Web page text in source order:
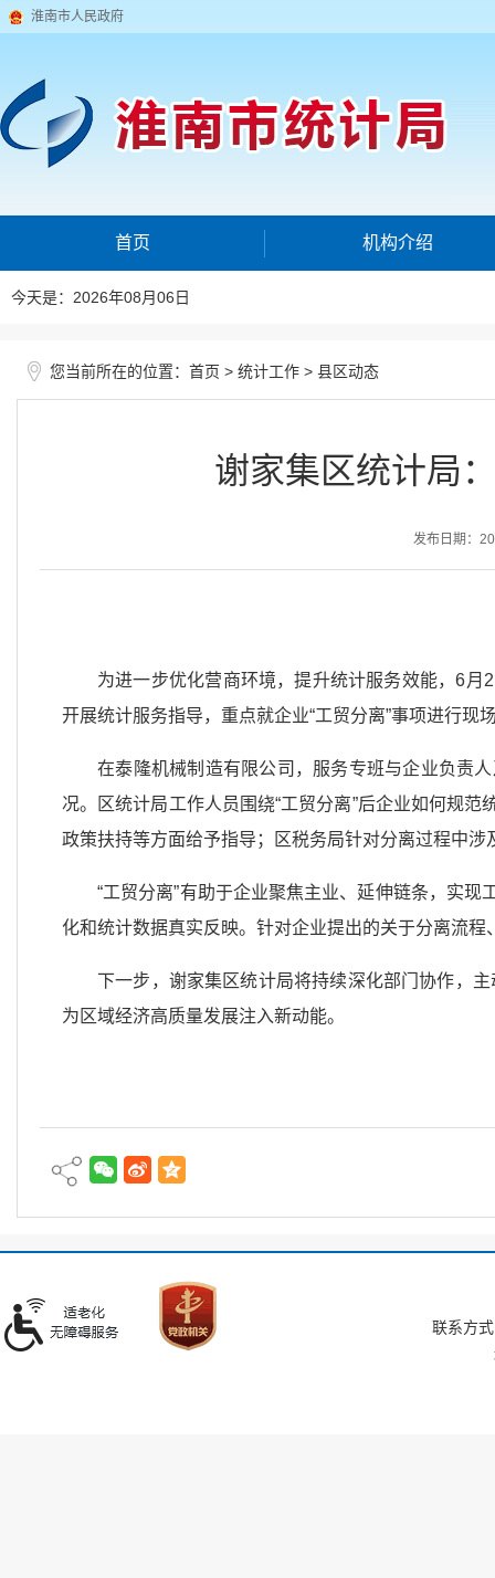
淮南市人民政府
首页 机构介绍
今天是：2026年08月06日
您当前所在的位置： 首页 > 统计工作 > 县区动态
谢家集区统计局
发布日期：
为进一步优化营商环境，提升统计服务效能，6
开展统计服务指导，重点就企业“工贸分离”事项进行现
在泰隆机械制造有限公司，服务专班与企业负责
况。区统计局工作人员围绕“工贸分离”后企业如何规
政策扶持等方面给予指导；区税务局针对分离过程中
“工贸分离”有助于企业聚焦主业、延伸链条，实
化和统计数据真实反映。针对企业提出的关于分离流
下一步，谢家集区统计局将持续深化部门协作，
为区域经济高质量发展注入新动能。
联系方